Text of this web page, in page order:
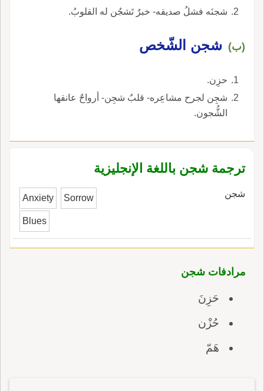
شجنَه فشلُ صديقه- خبرٌ تَشجُن له القلوبُ.
(ب) شجن الشّخص
حزِن.
شجِن لجرح مشاعِره- قلبٌ شجِن- أرواحٌ عانقها
الشُّجون.
ترجمة شجن باللغة الإنجليزية
شجن Anxiety Sorrow
Blues
مرادفات شجن
حَزِنَ
حُزْن
هَمّ